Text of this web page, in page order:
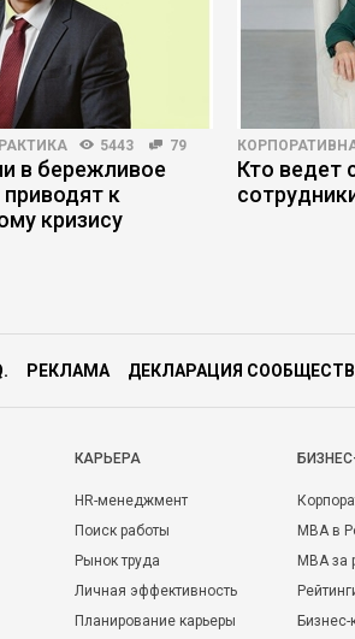
5443 79
в бережливое
к
кризису
Кто ведет
РЕКЛАМА ДЕКЛАРАЦИЯ
КАРЬЕРА
HR-менеджмент
Поиск работы
Рынок труда
Личная эффективность
Планирование карьеры
MBA в
MBA
Бизнес-